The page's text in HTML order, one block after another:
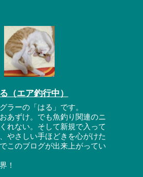
（エア釣行中）
ラーの「はる」です。
あずけ。でも魚釣り関連のニ
れない。そして新規で入って
やさしい手ほどきを心がけた
このブログが出来上がってい
！